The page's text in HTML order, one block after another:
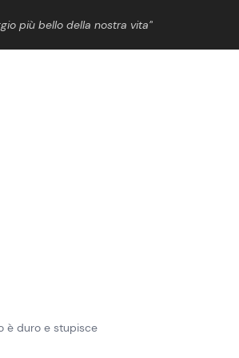
più bello della nostra vita”
è duro e stupisce